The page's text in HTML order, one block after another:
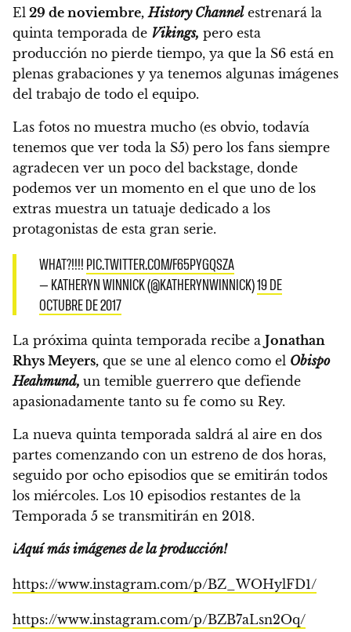
El 29 de noviembre, History Channelestrenará la
quinta temporada de Vikings, pero esta
producción no pierde tiempo, ya que la S6 está en
plenas grabaciones y ya tenemos algunas imágenes
del trabajo de todo el equipo.
Las fotos no muestra mucho (es obvio, todavía
tenemos que ver toda la S5) pero los fans siempre
agradecen ver un poco del backstage, donde
podemos ver un momento en el que uno de los
extras muestra un tatuaje dedicado a los
protagonistas de esta gran serie.
WHAT?!!!! PIC.TWITTER.COM/F65PYGQSZA
— KATHERYN WINNICK (@KATHERYNWINNICK)19 DE
OCTUBRE DE 2017
La próxima quinta temporada recibe a Jonathan
Rhys Meyers, que se une al elenco como el Obispo
Heahmund, un temible guerrero que defiende
apasionadamente tanto su fe como su Rey.
La nueva quinta temporada saldrá al aire en dos
partes comenzando con un estreno de dos horas,
seguido por ocho episodios que se emitirán todos
los miércoles. Los 10 episodios restantes de la
Temporada 5 se transmitirán en 2018.
¡Aquí más imágenes de la producción!
https://www.instagram.com/p/BZ_WOHylFD1/
https://www.instagram.com/p/BZB7aLsn2Oq/